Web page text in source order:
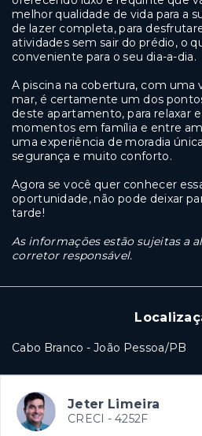
melhor qualidade de vida para a
de lazer completa, para
atividades sem sair do prédio, o
conveniente para o seu dia-a-dia.
A piscina na cobertura, com uma
mar, é certamente um dos
deste apartamento, para relaxar
momentos em família e entre
uma experiência de moradia
segurança e muito conforto.
Agora se você quer conhecer
oportunidade, não pode deixar
tarde!
As informações estão sujeitas a
corretor responsável.
Cabo Branco - João Pessoa/PB
Jeter Limeira
CRECI - 4252F